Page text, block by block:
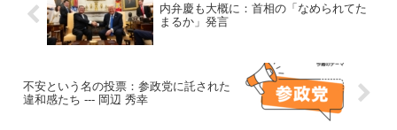
内弁慶も大概に：首相の「なめられてた
まるか」発言
不安という名の投票：参政党に託された
違和感たち --- 岡辺 秀幸